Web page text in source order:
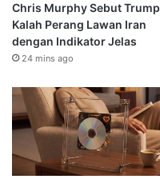
Chris Murphy Sebut Trump
Kalah Perang Lawan Iran
dengan Indikator Jelas
24 mins ago